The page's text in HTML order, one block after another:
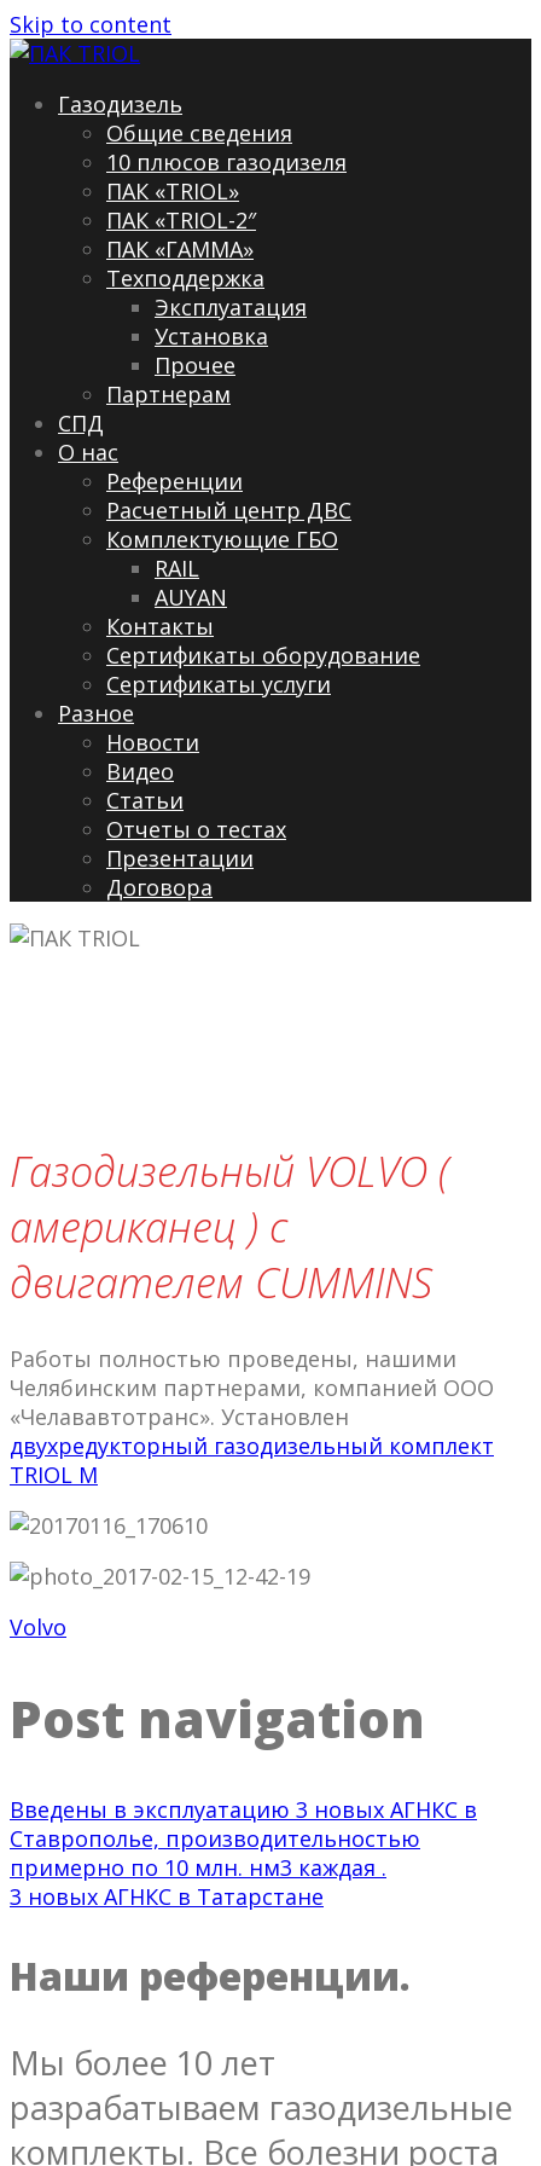
Skip to content
Газодизель
Общие сведения
10 плюсов газодизеля
ПАК «TRIOL»
ПАК «TRIOL-2″
ПАК «ГАММА»
Техподдержка
Эксплуатация
Установка
Прочее
Партнерам
СПД
О нас
Референции
Расчетный центр ДВС
Комплектующие ГБО
RAIL
AUYAN
Контакты
Сертификаты оборудование
Сертификаты услуги
Разное
Новости
Видео
Cтатьи
Отчеты о тестах
Презентации
Договора
Газодизельный VOLVO (
американец ) с
двигателем CUMMINS
Работы полностью проведены, нашими
Челябинским партнерами, компанией ООО
«Челававтотранс». Установлен
двухредукторный газодизельный комплект
TRIOL M
Volvo
Post navigation
Введены в эксплуатацию 3 новых АГНКС в
Ставрополье, производительностью
примерно по 10 млн. нм3 каждая .
3 новых АГНКС в Татарстане
Наши референции.
Мы более 10 лет
разрабатываем газодизельные
комплекты. Все болезни роста